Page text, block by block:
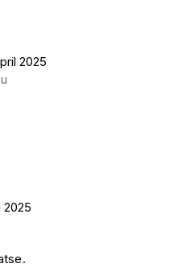
2025
2025